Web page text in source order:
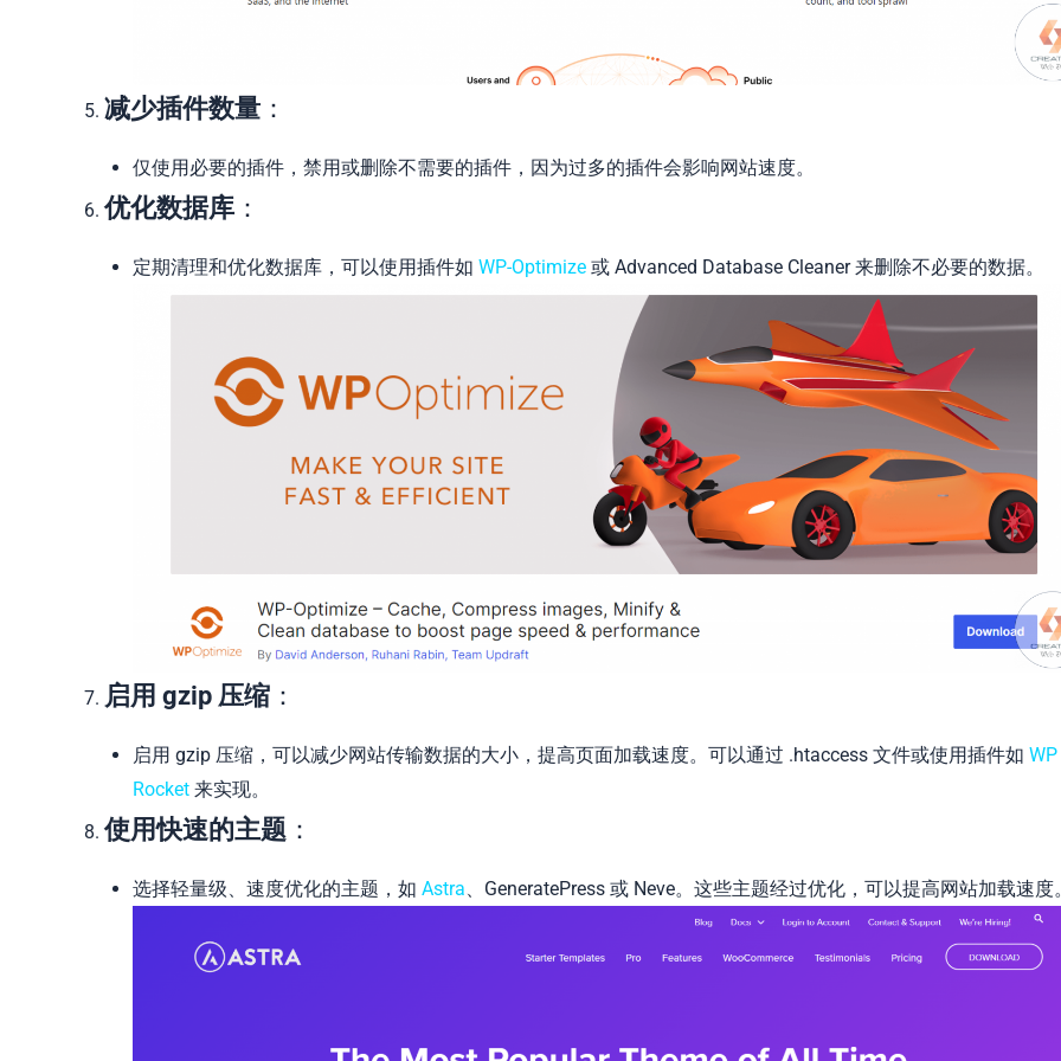
减少插件数量 ：
仅使用必要的插件，禁用或删除不需要的插件，因为过多的插件会影响网站速度。
优化数据库 ：
定期清理和优化数据库，可以使用插件如WP-Optimize 或 Advanced Database Cleaner 来删除不必要的数据。
启用 gzip 压缩 ：
启用 gzip 压缩，可以减少网站传输数据的大小，提高页面加载速度。可以通过 .htaccess 文件或使用插件如 WP
Rocket 来实现。
使用快速的主题 ：
选择轻量级、速度优化的主题，如Astra、GeneratePress 或 Neve。这些主题经过优化，可以提高网站加载速度